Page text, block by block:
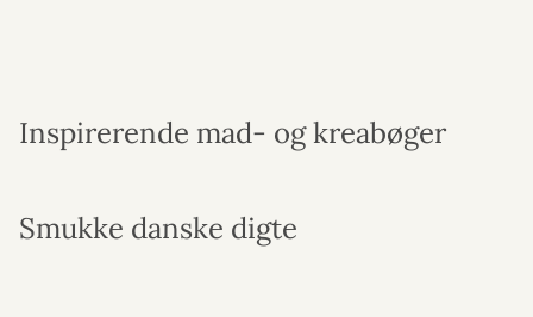
Inspirerende mad- og kreabøger
Smukke danske digte